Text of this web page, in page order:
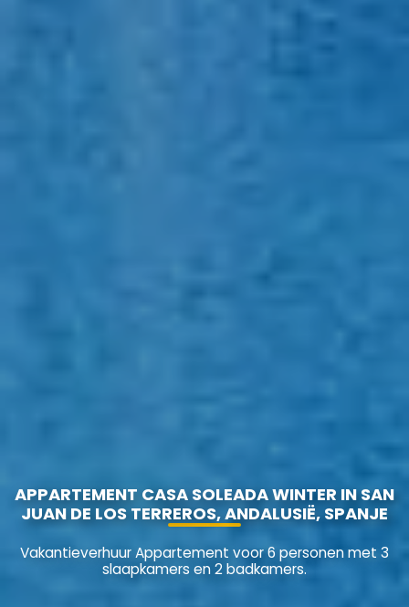
APPARTEMENT CASA SOLEADA WINTER IN SAN
JUAN DE LOS TERREROS, ANDALUSIË, SPANJE
Vakantieverhuur Appartement voor 6 personen met 3
slaapkamers en 2 badkamers.